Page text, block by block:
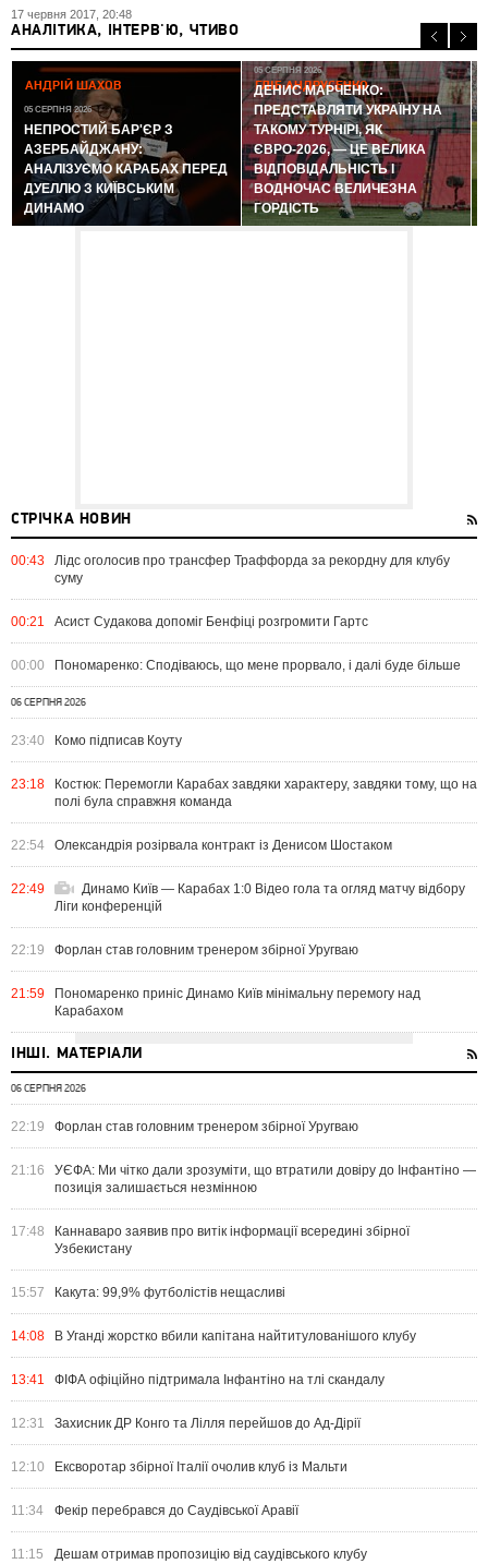
17 червня 2017, 20:48
АНАЛІТИКА, ІНТЕРВ'Ю, ЧТИВО
АНДРІЙ ШАХОВ
05 СЕРПНЯ 2026
НЕПРОСТИЙ БАР'ЄР З
АЗЕРБАЙДЖАНУ:
АНАЛІЗУЄМО КАРАБАХ ПЕРЕД
ДУЕЛЛЮ З КИЇВСЬКИМ
ДИНАМО
ГЛІБ АНДРУСЕНКО
05 СЕРПНЯ 2026
ДЕНИС МАРЧЕНКО:
ПРЕДСТАВЛЯТИ УКРАЇНУ НА
ТАКОМУ ТУРНІРІ, ЯК
ЄВРО-2026, — ЦЕ ВЕЛИКА
ВІДПОВІДАЛЬНІСТЬ І
ВОДНОЧАС ВЕЛИЧЕЗНА
ГОРДІСТЬ
СТРІЧКА НОВИН
00:43
Лідс оголосив про трансфер Траффорда за рекордну для клубу
суму
00:21 Асист Судакова допоміг Бенфіці розгромити Гартс
00:00 Пономаренко: Сподіваюсь, що мене прорвало, і далі буде більше
06 СЕРПНЯ 2026
23:40 Комо підписав Коуту
23:18
Костюк: Перемогли Карабах завдяки характеру, завдяки тому, що на
полі була справжня команда
22:54 Олександрія розірвала контракт із Денисом Шостаком
22:49
Динамо Київ — Карабах 1:0 Відео гола та огляд матчу відбору
Ліги конференцій
22:19 Форлан став головним тренером збірної Уругваю
21:59
Пономаренко приніс Динамо Київ мінімальну перемогу над
Карабахом
ІНШІ. МАТЕРІАЛИ
06 СЕРПНЯ 2026
22:19 Форлан став головним тренером збірної Уругваю
21:16
УЄФА: Ми чітко дали зрозуміти, що втратили довіру до Інфантіно —
позиція залишається незмінною
17:48
Каннаваро заявив про витік інформації всередині збірної
Узбекистану
15:57 Какута: 99,9% футболістів нещасливі
14:08 В Уганді жорстко вбили капітана найтитулованішого клубу
13:41 ФІФА офіційно підтримала Інфантіно на тлі скандалу
12:31 Захисник ДР Конго та Лілля перейшов до Ад-Дірії
12:10 Ексворотар збірної Італії очолив клуб із Мальти
11:34 Фекір перебрався до Саудівської Аравії
11:15 Дешам отримав пропозицію від саудівського клубу